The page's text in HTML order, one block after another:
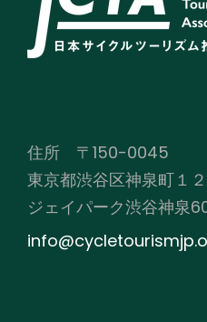
住所 〒150-0045
東京都渋谷区神泉町１
ジェイパーク渋谷神泉